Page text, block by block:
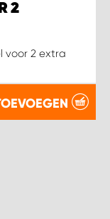
2
voor 2 extra